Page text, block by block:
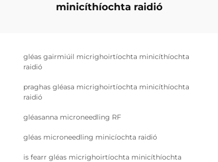
minicíthíochta raidió
gléas gairmiúil micrighoirtíochta minicíthíochta
raidió
praghas gléasa micrighoirtíochta minicíthíochta
raidió
gléasanna microneedling RF
gléas microneedling minicíochta raidió
is fearr gléas micrighoirtíochta minicíthíochta